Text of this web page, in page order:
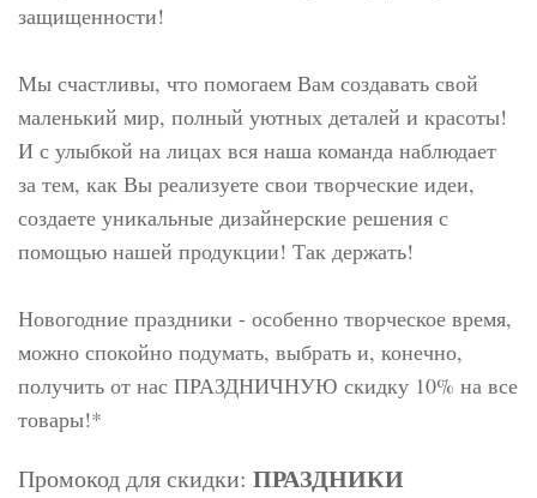
защищенности!
Мы счастливы, что помогаем Вам создавать свой
маленький мир, полный уютных деталей и красоты!
И с улыбкой на лицах вся наша команда наблюдает
за тем, как Вы реализуете свои творческие идеи,
создаете уникальные дизайнерские решения с
помощью нашей продукции! Так держать!
Новогодние праздники - особенно творческое время,
можно спокойно подумать, выбрать и, конечно,
получить от нас ПРАЗДНИЧНУЮ скидку 10% на все
товары!*
Промокод для скидки: ПРАЗДНИКИ